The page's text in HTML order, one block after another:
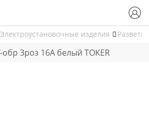
Электроустановочные изделия
3роз 16А белый TOKER